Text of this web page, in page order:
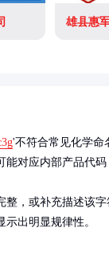
雄县惠
'不符合常见化学命
对应内部产品代
整，或补充描述该
出明显规律性。